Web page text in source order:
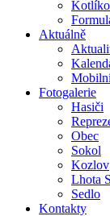
Aktuálně
Fotogalerie
Hasiči
Obec
Sokol
Kozlov
Lhota
Sedlo
Kontakty